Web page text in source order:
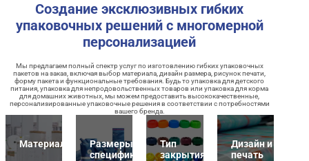
Создание эксклюзивных гибких
упаковочных решений с многомерной
персонализацией
Мы предлагаем полный спектр услуг по изготовлению гибких упаковочных
пакетов на заказ, включая выбор материала, дизайн размера, рисунок печати,
форму пакета и функциональные требования. Будь то упаковка для детского
питания, упаковка для непродовольственных товаров или упаковка для корма
для домашних животных, мы можем предоставить высококачественные,
персонализированные упаковочные решения в соответствии с потребностями
вашего бренда.
Материалы
Размеры и
спецификация
Тип
закрытия
Дизайн и
печать